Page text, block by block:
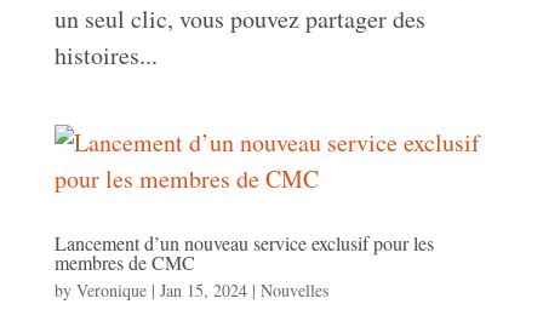
un seul clic, vous pouvez partager des
histoires...
Lancement d’un nouveau service exclusif pour les
membres de CMC
by Veronique| Jan 15, 2024| Nouvelles